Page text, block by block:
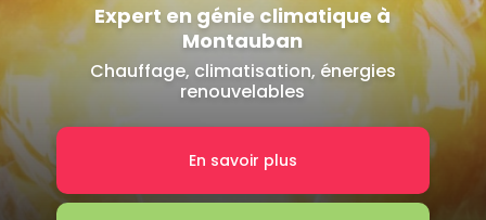
Expert en génie climatique à
Montauban
Chauffage, climatisation, énergies
renouvelables
En savoir plus